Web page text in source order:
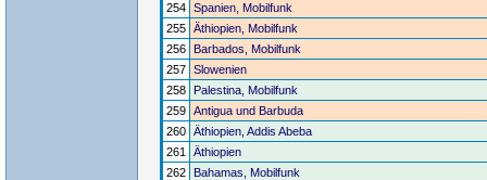
254 Spanien, Mobilfunk
255 Äthiopien, Mobilfunk
256 Barbados, Mobilfunk
257 Slowenien
258
Palestina, Mobilfunk
259 Antigua und Barbuda
260 Äthiopien, Addis Abeba
261
Äthiopien
262
Bahamas, Mobilfunk